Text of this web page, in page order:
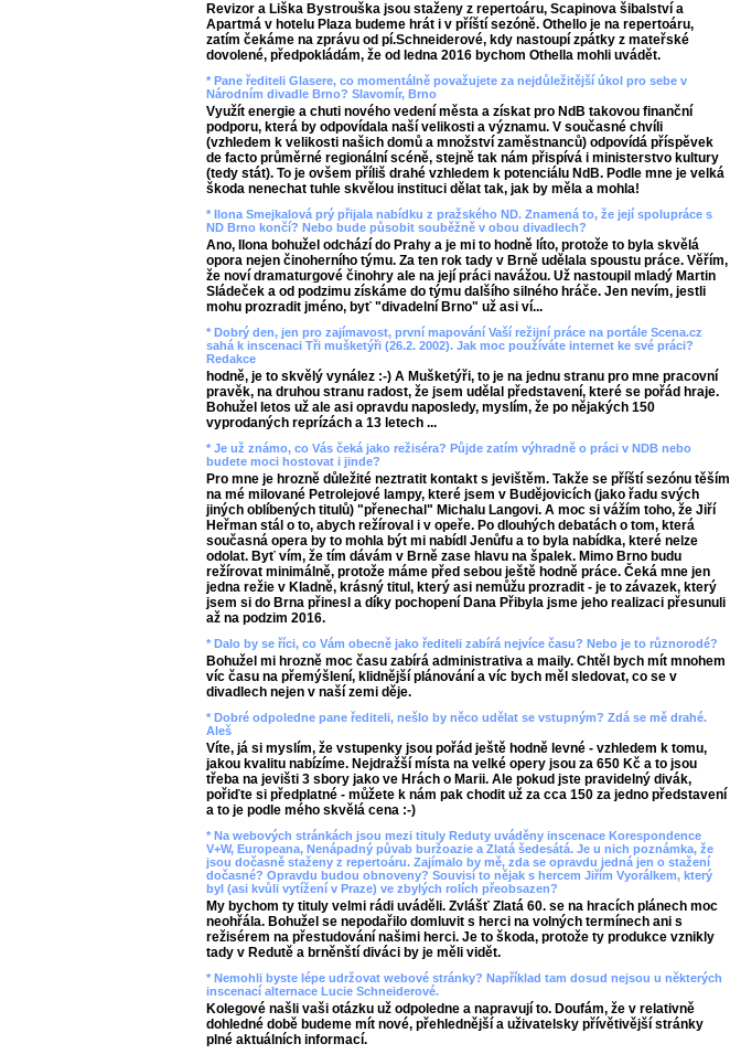
Revizor a Liška Bystrouška jsou staženy z repertoáru, Scapinova šibalství a
Apartmá v hotelu Plaza budeme hrát i v příští sezóně. Othello je na repertoáru,
zatím čekáme na zprávu od pí.Schneiderové, kdy nastoupí zpátky z mateřské
dovolené, předpokládám, že od ledna 2016 bychom Othella mohli uvádět.
* Pane řediteli Glasere, co momentálně považujete za nejdůležitější úkol pro sebe v
Národním divadle Brno? Slavomír, Brno
Využít energie a chuti nového vedení města a získat pro NdB takovou finanční
podporu, která by odpovídala naší velikosti a významu. V současné chvíli
(vzhledem k velikosti našich domů a množství zaměstnanců) odpovídá příspěvek
de facto průměrné regionální scéně, stejně tak nám přispívá i ministerstvo kultury
(tedy stát). To je ovšem příliš drahé vzhledem k potenciálu NdB. Podle mne je velká
škoda nenechat tuhle skvělou instituci dělat tak, jak by měla a mohla!
* Ilona Smejkalová prý přijala nabídku z pražského ND. Znamená to, že její spolupráce s
ND Brno končí? Nebo bude působit souběžně v obou divadlech?
Ano, Ilona bohužel odchází do Prahy a je mi to hodně líto, protože to byla skvělá
opora nejen činoherního týmu. Za ten rok tady v Brně udělala spoustu práce. Věřím,
že noví dramaturgové činohry ale na její práci navážou. Už nastoupil mladý Martin
Sládeček a od podzimu získáme do týmu dalšího silného hráče. Jen nevím, jestli
mohu prozradit jméno, byť "divadelní Brno" už asi ví...
* Dobrý den, jen pro zajímavost, první mapování Vaší režijní práce na portále Scena.cz
sahá k inscenaci Tři mušketýři (26.2. 2002). Jak moc používáte internet ke své práci?
Redakce
hodně, je to skvělý vynález :-) A Mušketýři, to je na jednu stranu pro mne pracovní
pravěk, na druhou stranu radost, že jsem udělal představení, které se pořád hraje.
Bohužel letos už ale asi opravdu naposledy, myslím, že po nějakých 150
vyprodaných reprízách a 13 letech ...
* Je už známo, co Vás čeká jako režiséra? Půjde zatím výhradně o práci v NDB nebo
budete moci hostovat i jinde?
Pro mne je hrozně důležité neztratit kontakt s jevištěm. Takže se příští sezónu těším
na mé milované Petrolejové lampy, které jsem v Budějovicích (jako řadu svých
jiných oblíbených titulů) "přenechal" Michalu Langovi. A moc si vážím toho, že Jiří
Heřman stál o to, abych režíroval i v opeře. Po dlouhých debatách o tom, která
současná opera by to mohla být mi nabídl Jenůfu a to byla nabídka, které nelze
odolat. Byť vím, že tím dávám v Brně zase hlavu na špalek. Mimo Brno budu
režírovat minimálně, protože máme před sebou ještě hodně práce. Čeká mne jen
jedna režie v Kladně, krásný titul, který asi nemůžu prozradit - je to závazek, který
jsem si do Brna přinesl a díky pochopení Dana Přibyla jsme jeho realizaci přesunuli
až na podzim 2016.
* Dalo by se říci, co Vám obecně jako řediteli zabírá nejvíce času? Nebo je to různorodé?
Bohužel mi hrozně moc času zabírá administrativa a maily. Chtěl bych mít mnohem
víc času na přemýšlení, klidnější plánování a víc bych měl sledovat, co se v
divadlech nejen v naší zemi děje.
* Dobré odpoledne pane řediteli, nešlo by něco udělat se vstupným? Zdá se mě drahé.
Aleš
Víte, já si myslím, že vstupenky jsou pořád ještě hodně levné - vzhledem k tomu,
jakou kvalitu nabízíme. Nejdražší místa na velké opery jsou za 650 Kč a to jsou
třeba na jevišti 3 sbory jako ve Hrách o Marii. Ale pokud jste pravidelný divák,
pořiďte si předplatné - můžete k nám pak chodit už za cca 150 za jedno představení
a to je podle mého skvělá cena :-)
* Na webových stránkách jsou mezi tituly Reduty uváděny inscenace Korespondence
V+W, Europeana, Nenápadný půvab buržoazie a Zlatá šedesátá. Je u nich poznámka, že
jsou dočasně staženy z repertoáru. Zajímalo by mě, zda se opravdu jedná jen o stažení
dočasné? Opravdu budou obnoveny? Souvisí to nějak s hercem Jiřím Vyorálkem, který
byl (asi kvůli vytížení v Praze) ve zbylých rolích přeobsazen?
My bychom ty tituly velmi rádi uváděli. Zvlášť Zlatá 60. se na hracích plánech moc
neohřála. Bohužel se nepodařilo domluvit s herci na volných termínech ani s
režisérem na přestudování našimi herci. Je to škoda, protože ty produkce vznikly
tady v Redutě a brněnští diváci by je měli vidět.
* Nemohli byste lépe udržovat webové stránky? Například tam dosud nejsou u některých
inscenací alternace Lucie Schneiderové.
Kolegové našli vaši otázku už odpoledne a napravují to. Doufám, že v relativně
dohledné době budeme mít nové, přehlednější a uživatelsky přívětivější stránky
plné aktuálních informací.